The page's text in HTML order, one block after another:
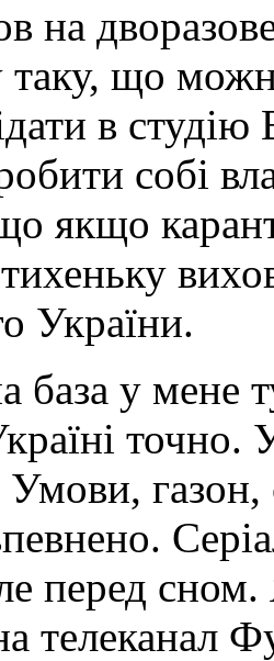
на
таку, що
в
собі
якщо
України.
база у
газон,
перед
телеканал